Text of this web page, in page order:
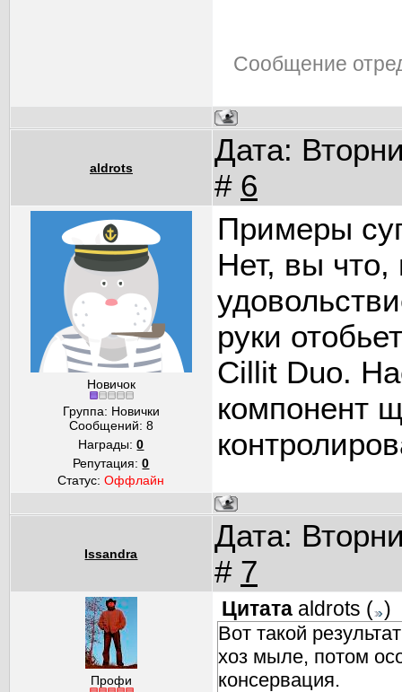
Сообщение
aldrots
Дата:
# 6
Новичок
Группа: Новички
Сообщений: 8
Награды:0
Репутация:0
Статус:Оффлайн
Примеры
Нет, вы
руки
Cillit Duo.
компонент
Issandra
Дата:
# 7
Профи
Цитата aldrots ( )
Вот такой
хоз мыле, потом
консервация.